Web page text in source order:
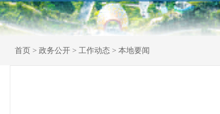
首页 > 政务公开 > 工作动态 > 本地要闻